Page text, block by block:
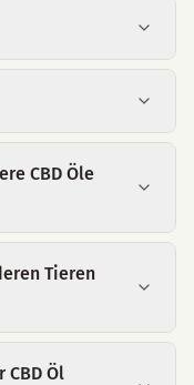
CBD Öle
Tieren
Öl